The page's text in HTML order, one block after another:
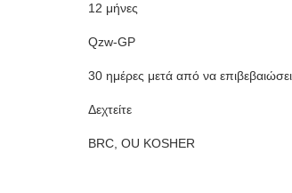
12 μήνες
Qzw-GP
30 ημέρες μετά από να
Δεχτείτε
BRC, OU KOSHER